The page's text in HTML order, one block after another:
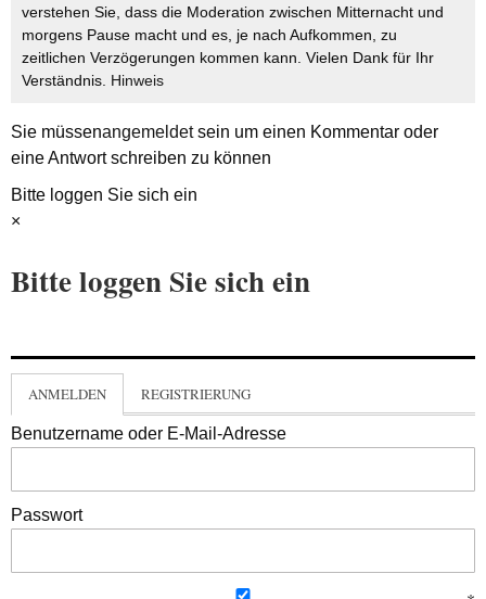
verstehen Sie, dass die Moderation zwischen Mitternacht und
morgens Pause macht und es, je nach Aufkommen, zu
zeitlichen Verzögerungen kommen kann. Vielen Dank für Ihr
Verständnis. Hinweis
Sie müssenangemeldetsein um einen Kommentar oder
eine Antwort schreiben zu können
Bitte loggen Sie sich ein
×
Bitte loggen Sie sich ein
ANMELDEN REGISTRIERUNG
Benutzername oder E-Mail-Adresse
Passwort